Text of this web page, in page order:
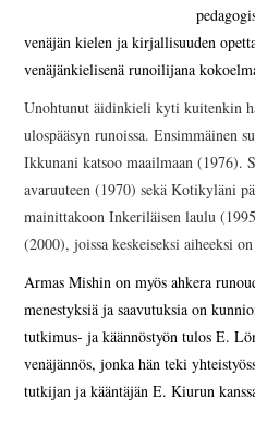
venäjän kielen ja kirjallisuuden
venäjänkielisenä runoilijana
Unohtunut äidinkieli kyti kuitenkin
ulospääsyn runoissa. Ensimmäinen
Ikkunani katsoo maailmaan (1976).
avaruuteen (1970) sekä Kotikyläni
mainittakoon Inkeriläisen laulu
(2000), joissa keskeiseksi aiheeksi
Armas Mishin on myös ahkera
menestyksiä ja saavutuksia on
tutkimus- ja käännöstyön tulos E.
venäjännös, jonka hän teki
tutkijan ja kääntäjän E. Kiurun